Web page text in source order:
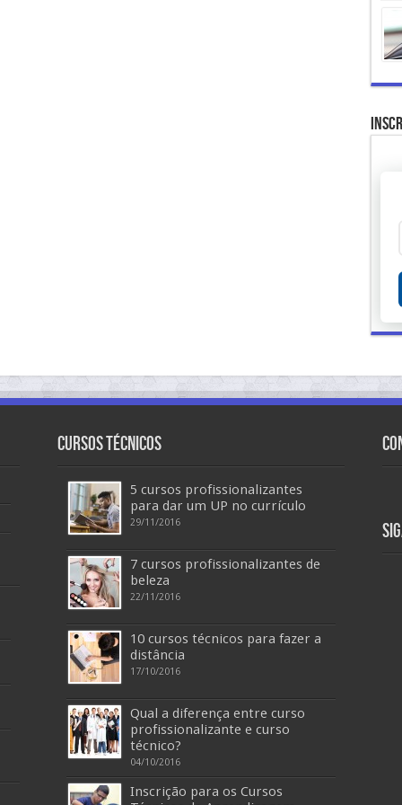
Cursos Técnicos
5 cursos profissionalizantes
para dar um UP no currículo
29/11/2016
7 cursos profissionalizantes de
beleza
22/11/2016
10 cursos técnicos para fazer a
distância
17/10/2016
Qual a diferença entre curso
profissionalizante e curso
técnico?
04/10/2016
Inscrição para os Cursos